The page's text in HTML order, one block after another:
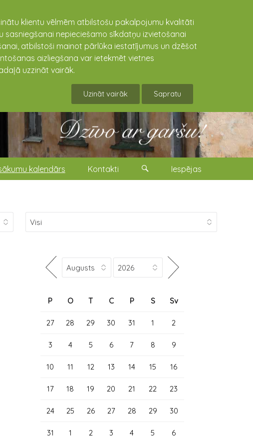
klientu vēlmēm atbilstošu pakalpojumu kvalitāti
nepieciešamo sīkdatņu izvietošanai
atbilstoši mainot pārlūka iestatījumus un dzēšot
aizliegšana var ietekmēt vietnes
uzzināt vairāk.
Uzināt vairāk Sapratu
kalendārs Kontakti Iespējas
P O T C P S Sv
27 28 29 30 31 1 2
3 4 5 6 7 8 9
10 11 12 13 14 15 16
17 18 19 20 21 22 23
24 25 26 27 28 29 30
31 1 2 3 4 5 6